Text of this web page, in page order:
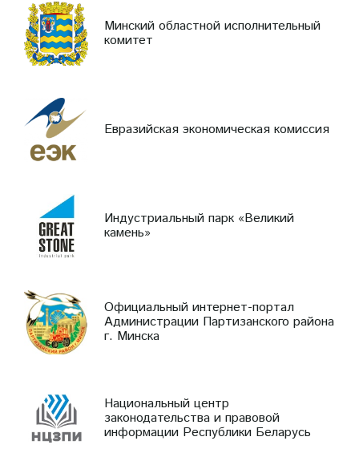
Минский областной исполнительный
комитет
Евразийская экономическая комиссия
Индустриальный парк «Великий
камень»
Официальный интернет-портал
Администрации Партизанского района
г. Минска
Национальный центр
законодательства и правовой
информации Республики Беларусь